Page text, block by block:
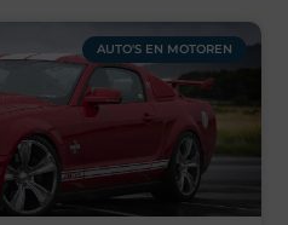
AUTO'S EN MOTOREN